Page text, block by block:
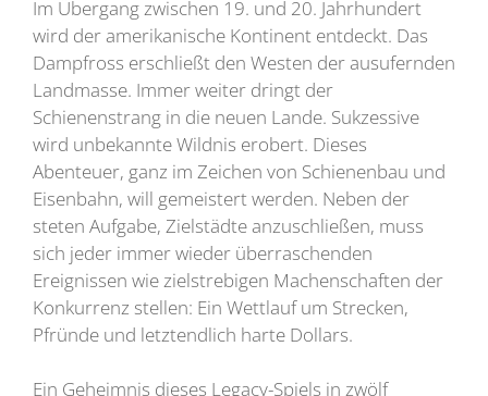
Im Übergang zwischen 19. und 20. Jahrhundert
wird der amerikanische Kontinent entdeckt. Das
Dampfross erschließt den Westen der ausufernden
Landmasse. Immer weiter dringt der
Schienenstrang in die neuen Lande. Sukzessive
wird unbekannte Wildnis erobert. Dieses
Abenteuer, ganz im Zeichen von Schienenbau und
Eisenbahn, will gemeistert werden. Neben der
steten Aufgabe, Zielstädte anzuschließen, muss
sich jeder immer wieder überraschenden
Ereignissen wie zielstrebigen Machenschaften der
Konkurrenz stellen: Ein Wettlauf um Strecken,
Pfründe und letztendlich harte Dollars.
Ein Geheimnis dieses Legacy-Spiels in zwölf